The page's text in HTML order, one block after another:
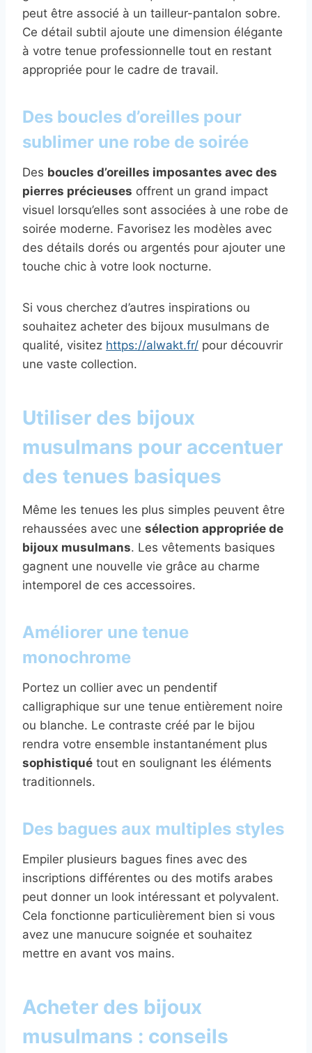
peut être associé à un tailleur-pantalon sobre.
Ce détail subtil ajoute une dimension élégante
à votre tenue professionnelle tout en restant
appropriée pour le cadre de travail.
Des boucles d’oreilles pour
sublimer une robe de soirée
Des boucles d’oreilles imposantes avec des
pierres précieuses offrent un grand impact
visuel lorsqu’elles sont associées à une robe de
soirée moderne. Favorisez les modèles avec
des détails dorés ou argentés pour ajouter une
touche chic à votre look nocturne.
Si vous cherchez d’autres inspirations ou
souhaitez acheter des bijoux musulmans de
qualité, visitez https://alwakt.fr/ pour découvrir
une vaste collection.
Utiliser des bijoux
musulmans pour accentuer
des tenues basiques
Même les tenues les plus simples peuvent être
rehaussées avec une sélection appropriée de
bijoux musulmans. Les vêtements basiques
gagnent une nouvelle vie grâce au charme
intemporel de ces accessoires.
Améliorer une tenue
monochrome
Portez un collier avec un pendentif
calligraphique sur une tenue entièrement noire
ou blanche. Le contraste créé par le bijou
rendra votre ensemble instantanément plus
sophistiqué tout en soulignant les éléments
traditionnels.
Des bagues aux multiples styles
Empiler plusieurs bagues fines avec des
inscriptions différentes ou des motifs arabes
peut donner un look intéressant et polyvalent.
Cela fonctionne particulièrement bien si vous
avez une manucure soignée et souhaitez
mettre en avant vos mains.
Acheter des bijoux
musulmans : conseils